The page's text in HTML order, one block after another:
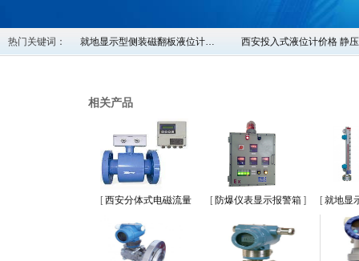
热门关键词： 就地显示型侧装磁翻板液位计… 西安投入式液位计价格 静
相关产品
[西安分体式电磁流量
[ 防爆仪表显示报警箱 ] [就地显
板液位计